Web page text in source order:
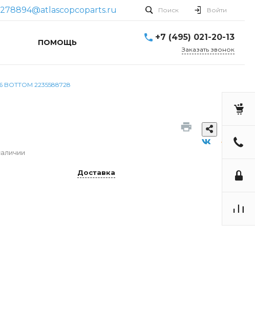
Поиск Войти
ПОМОЩЬ
+7 (495) 021-20-13
Заказать звонок
BOTTOM 2235588728
Доставка